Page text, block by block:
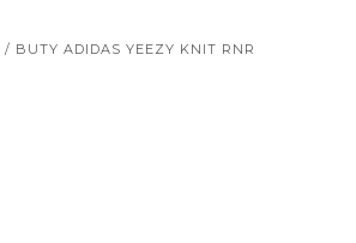
/ BUTY ADIDAS YEEZY KNIT RNR